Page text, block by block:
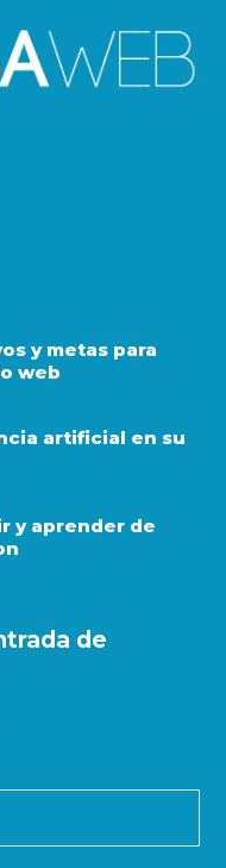
y metas para
web
artificial en su
y aprender de
de